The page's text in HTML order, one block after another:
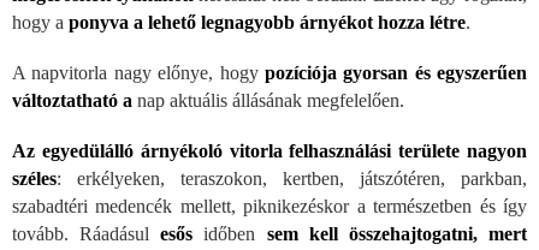
hogy a ponyva a lehető legnagyobb árnyékot hozza létre.
A napvitorla nagy előnye, hogy pozíciója gyorsan és egyszerűen
változtatható a nap aktuális állásának megfelelően.
Az egyedülálló árnyékoló vitorla felhasználási területe nagyon
széles: erkélyeken, teraszokon, kertben, játszótéren, parkban,
szabadtéri medencék mellett, piknikezéskor a természetben és így
tovább. Ráadásulesősidőben sem kell összehajtogatni, mert